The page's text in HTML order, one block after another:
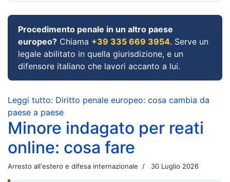
Procedimento penale in un altro paese
europeo? Chiama +39 335 669 3954. Serve un
legale abilitato in quella giurisdizione, e un
difensore italiano che lavori accanto a lui.
Leggi tutto: Diritto penale europeo: cosa cambia da
paese a paese
Minore indagato per reati
online: cosa fare
Arresto all'estero e difesa internazionale 30 Luglio 2026